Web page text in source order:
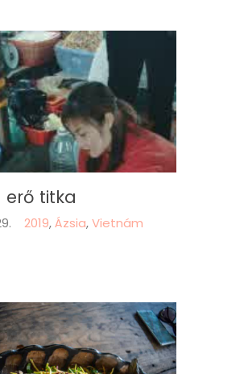
erő titka
2019,Ázsia,Vietnám